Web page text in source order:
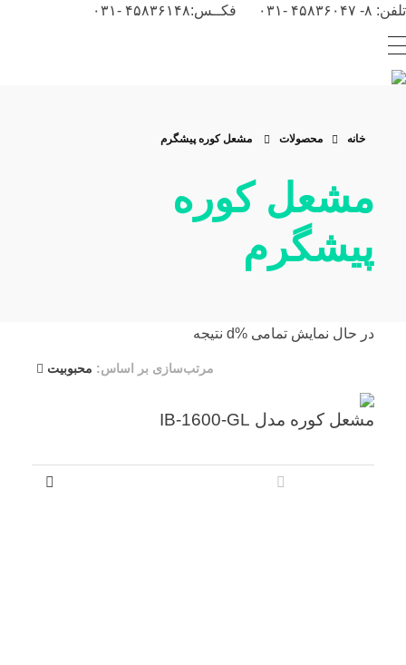
تلفن: ۸- ۴۵۸۳۶۰۴۷ -۰۳۱ فکــس:۴۵۸۳۶۱۴۸ -۰۳۱
خانه محصولات مشعل کوره پیشگرم
مشعل کوره
پیشگرم
‫در حال نمایش تمامی %d نتیجه
مرتب‌سازی بر اساس: محبوبیت
مشعل کوره مدل IB-1600-GL